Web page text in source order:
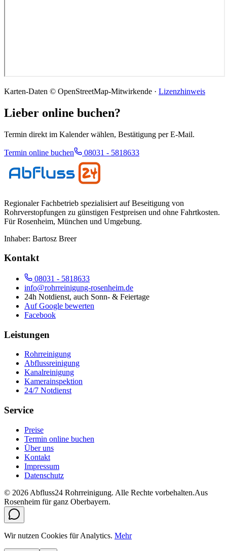
Karten-Daten © OpenStreetMap-Mitwirkende · Lizenzhinweis
Lieber online buchen?
Termin direkt im Kalender wählen, Bestätigung per E-Mail.
Termin online buchen 08031 - 5818633
Regionaler Fachbetrieb spezialisiert auf Beseitigung von
Rohrverstopfungen zu günstigen Festpreisen und ohne Fahrtkosten.
FürRosenheim, München und Umgebung.
Inhaber: Bartosz Breer
Kontakt
08031 - 5818633
info@rohrreinigung-rosenheim.de
24h Notdienst, auch Sonn- & Feiertage
Auf Google bewerten
Facebook
Leistungen
Rohrreinigung
Abflussreinigung
Kanalreinigung
Kamerainspektion
24/7 Notdienst
Service
Preise
Termin online buchen
Über uns
Kontakt
Impressum
Datenschutz
© 2026 Abfluss24 Rohrreinigung. Alle Rechte vorbehalten.Aus
Rosenheim für ganz Oberbayern.
Wir nutzen Cookies für Analytics. Mehr